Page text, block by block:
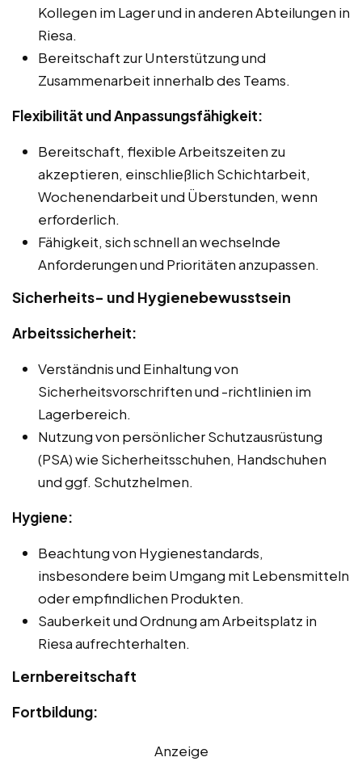
Kollegen im Lager und in anderen Abteilungen in
Riesa.
Bereitschaft zur Unterstützung und
Zusammenarbeit innerhalb des Teams.
Flexibilität und Anpassungsfähigkeit:
Bereitschaft, flexible Arbeitszeiten zu
akzeptieren, einschließlich Schichtarbeit,
Wochenendarbeit und Überstunden, wenn
erforderlich.
Fähigkeit, sich schnell an wechselnde
Anforderungen und Prioritäten anzupassen.
Sicherheits- und Hygienebewusstsein
Arbeitssicherheit:
Verständnis und Einhaltung von
Sicherheitsvorschriften und -richtlinien im
Lagerbereich.
Nutzung von persönlicher Schutzausrüstung
(PSA) wie Sicherheitsschuhen, Handschuhen
und ggf. Schutzhelmen.
Hygiene:
Beachtung von Hygienestandards,
insbesondere beim Umgang mit Lebensmitteln
oder empfindlichen Produkten.
Sauberkeit und Ordnung am Arbeitsplatz in
Riesa aufrechterhalten.
Lernbereitschaft
Fortbildung:
Anzeige